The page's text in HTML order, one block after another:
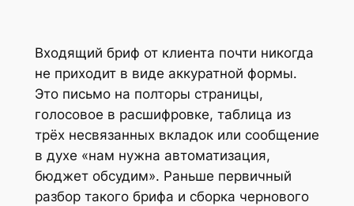
Входящий бриф от клиента почти никогда
не приходит в виде аккуратной формы.
Это письмо на полторы страницы,
голосовое в расшифровке, таблица из
трёх несвязанных вкладок или сообщение
в духе «нам нужна автоматизация,
бюджет обсудим». Раньше первичный
разбор такого брифа и сборка чернового